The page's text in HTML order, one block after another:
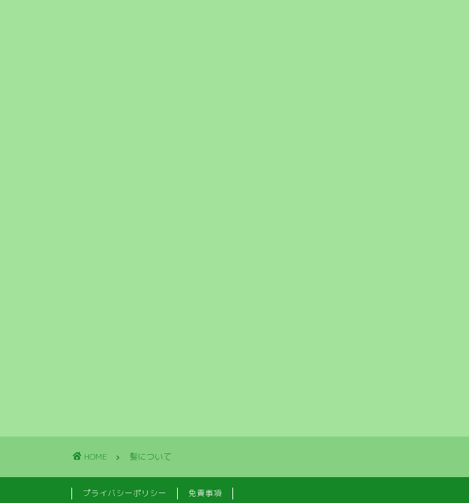
HOME 髪について
プライバシーポリシー 免責事項